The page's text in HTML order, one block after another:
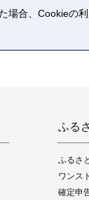
ふる
ふるさ
ワンス
確定申
合、Cookieの